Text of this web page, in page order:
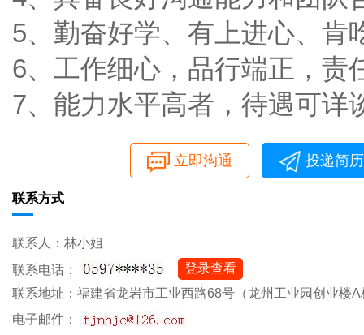
5、勤奋好学、有上进心、肯
6、工作细心，品行端正，责
7、能力水平高者，待遇可详
立即沟通 投递简历
联系方式
联系人：林小姐
联系电话：
登录查看
联系地址：福建省龙岩市工业西路68号（龙州工业园创业楼A
电子邮件：